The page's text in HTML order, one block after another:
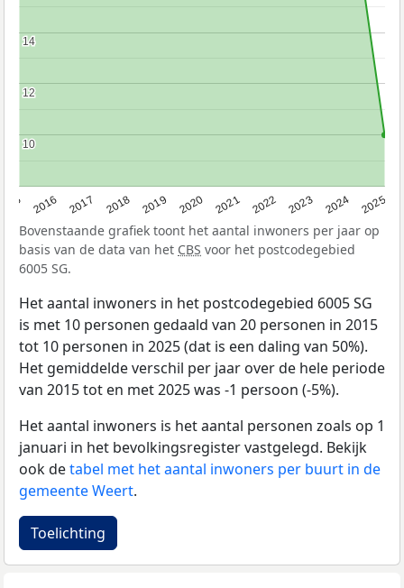
2016 2017 2018 2019 2020 2021 2022 2023 2024 2025
10
10
12
12
14
14
Bovenstaande grafiek toont het aantal inwoners per jaar op
basis van de data van het CBS voor het postcodegebied
6005 SG.
Het aantal inwoners in het postcodegebied 6005 SG
is met 10 personen gedaald van 20 personen in 2015
tot 10 personen in 2025 (dat is een daling van 50%).
Het gemiddelde verschil per jaar over de hele periode
van 2015 tot en met 2025 was -1 persoon (-5%).
Het aantal inwoners is het aantal personen zoals op 1
januari in het bevolkingsregister vastgelegd. Bekijk
ook detabel met het aantal inwoners per buurt in de
gemeente Weert.
Toelichting